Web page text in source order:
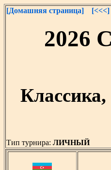
[Домашняя страница] [<<<]
2026
Тип турнира: ЛИЧНЫЙ